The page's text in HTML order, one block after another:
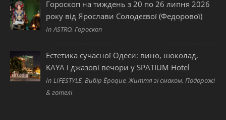
Гороскоп на тиждень з 20 по 26 липня 2026
року від Ярослави Солодєєвої (Федорової)
In ASTRO, Гороскоп
Естетика сучасної Одеси: вино, шоколад,
KAYA і джазові вечори у SPATIUM Hotel
In LIFESTYLE, Вибір Époque, Життя зі смаком, Подорожі
& готелі